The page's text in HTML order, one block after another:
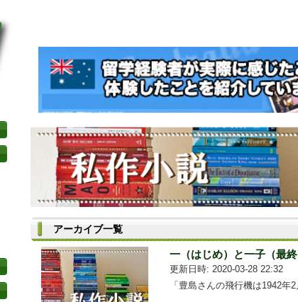
アーカイブ一覧
一（はじめ）と一子（最終
更新日時: 2020-03-28 22:32
「豊島さんの飛行機は1942年